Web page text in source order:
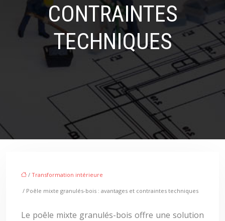
CONTRAINTES
TECHNIQUES
/ Transformation intérieure
/ Poêle mixte granulés-bois : avantages et contraintes techniques
Le poêle mixte granulés-bois offre une solution